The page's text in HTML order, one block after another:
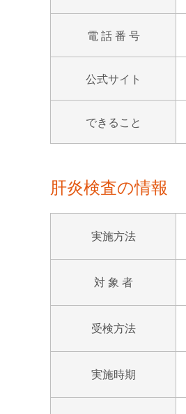
電 話 番 号
公式サイト
できること
肝炎検査の情報
実施方法
対 象 者
受検方法
実施時期